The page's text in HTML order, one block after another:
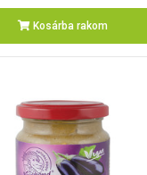
Kosárba rakom